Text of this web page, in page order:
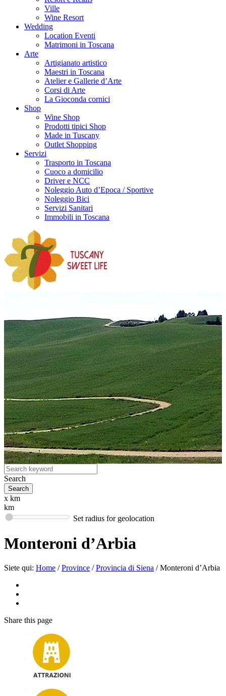
Ville
Wine Resort
Wedding
Location Eventi
Matrimoni in Toscana
Arte
Artigianato artistico
Maestri in Toscana
Atelier e Gallerie d’Arte
Corsi di Arte
La Gioconda cornici
Shop
Wine Shop
Prodotti tipici Shop
Made in Tuscany
Outlet Shopping
Servizi
Trasporto in Toscana
Cuoco a domicilio
Driver e NCC
Noleggio Auto d’Epoca / Sportive
Noleggio Bici
Servizi Sanitari
Immobili in Toscana
Search
x km
km
Set radius for geolocation
Monteroni d’Arbia
Siete qui: Home / Province / Provincia di Siena / Monteroni d’Arbia
Share this page